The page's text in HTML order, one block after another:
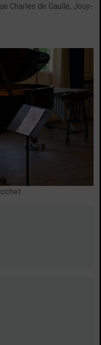
Charles de Gaulle, Jouy-